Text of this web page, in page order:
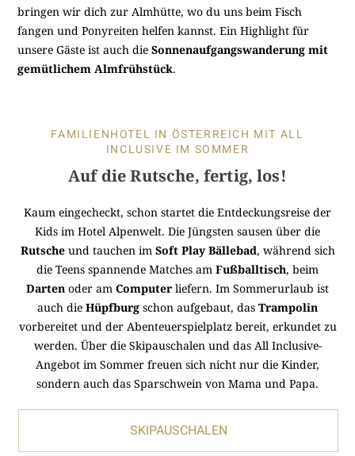
bringen wir dich zur Almhütte, wo du uns beim Fisch
fangen und Ponyreiten helfen kannst. Ein Highlight für
unsere Gäste ist auch dieSonnenaufgangswanderung mit
gemütlichem Almfrühstück.
FAMILIENHOTEL IN ÖSTERREICH MIT ALL
INCLUSIVE IM SOMMER
Auf die Rutsche, fertig, los!
Kaum eingecheckt, schon startet die Entdeckungsreise der
Kids im Hotel Alpenwelt. Die Jüngsten sausen über die
Rutscheund tauchen im Soft Play Bällebad, während sich
die Teens spannende Matches am Fußballtisch, beim
Darten oder am Computer liefern. Im Sommerurlaub ist
auch die Hüpfburg schon aufgebaut, das Trampolin
vorbereitet und der Abenteuerspielplatz bereit, erkundet zu
werden. Über die Skipauschalen und das All Inclusive-
Angebot im Sommer freuen sich nicht nur die Kinder,
sondern auch das Sparschwein von Mama und Papa.
SKIPAUSCHALEN